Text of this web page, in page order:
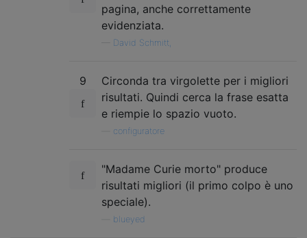
pagina, anche correttamente
evidenziata.
David Schmitt,
9
Circonda tra virgolette per i migliori
risultati. Quindi cerca la frase esatta
e riempie lo spazio vuoto.
configuratore
"Madame Curie morto" produce
risultati migliori (il primo colpo è uno
speciale).
blueyed